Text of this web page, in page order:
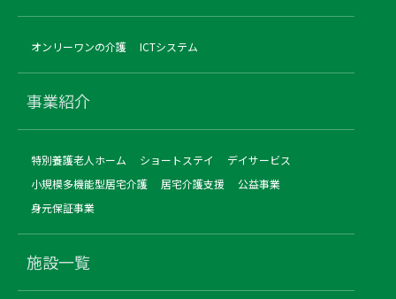
オンリーワンの介護 ICTシステム
事業紹介
特別養護老人ホーム ショートステイ
デイサービス
小規模多機能型居宅介護
居宅介護支援
公益事業
身元保証事業
施設一覧